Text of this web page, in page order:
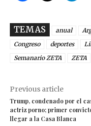
TEMAS anual
Congreso
deportes
Semanario ZETA
ZETA
Previous article
Trump, condenado por el
actriz porno; primer
llegar a la Casa Blanca